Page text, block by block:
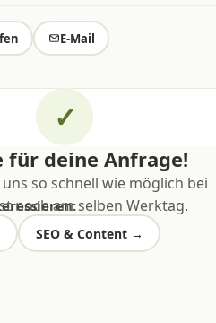
E-Mail
✓
für deine Anfrage!
so schnell wie möglich bei
noch am selben Werktag.
SEO & Content →